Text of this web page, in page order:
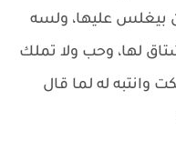
بيغلس عليها، ولسه
لها، وحب ولا تملك
وانتبه له لما قال